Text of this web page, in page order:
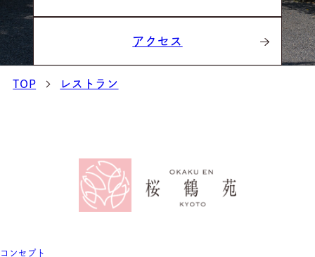
アクセス
TOP レストラン
コンセプト